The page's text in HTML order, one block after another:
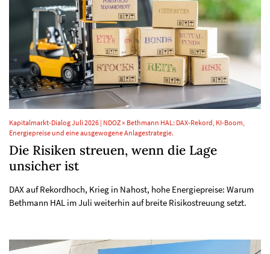
Kapitalmarkt-Dialog Juli 2026 | NDOZ × Bethmann HAL: DAX-Rekord, KI-Boom,
Energiepreise und eine ausgewogene Anlagestrategie.
Die Risiken streuen, wenn die Lage
unsicher ist
DAX auf Rekordhoch, Krieg in Nahost, hohe Energiepreise: Warum
Bethmann HAL im Juli weiterhin auf breite Risikostreuung setzt.